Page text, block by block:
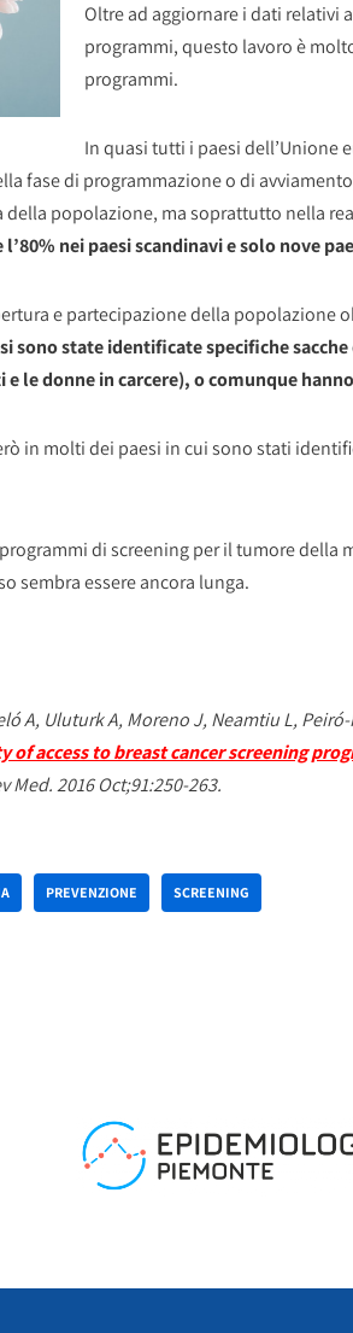
Oltre ad aggiornare i dati relativi
programmi, questo lavoro è
programmi.
In quasi tutti i paesi dell’Unione
fase di programmazione o di
popolazione, ma soprattutto nella
l’80% nei paesi scandinavi e solo nove
e partecipazione della popolazione
sono state identificate specifiche
le donne in carcere), o comunque
in molti dei paesi in cui sono stati
di screening per il tumore
sembra essere ancora lunga.
A, Uluturk A, Moreno J, Neamtiu L,
of access to breast cancer screening
Med. 2016 Oct;91:250-263.
PREVENZIONE SCREENING